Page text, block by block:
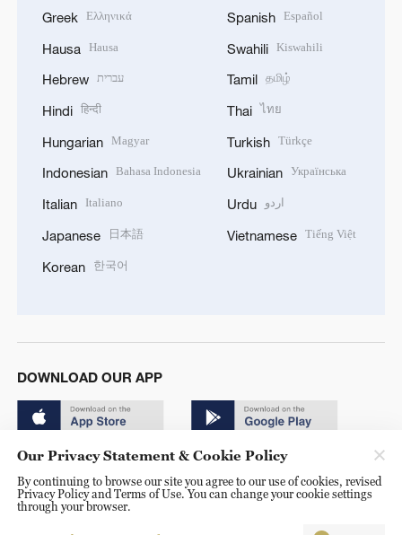
Greek Ελληνικά
Hausa Hausa
Hebrew עברית
Hindi हिन्दी
Hungarian Magyar
Indonesian Bahasa Indonesia
Italian Italiano
Japanese 日本語
Korean 한국어
Spanish Español
Swahili Kiswahili
Tamil தமிழ்
Thai ไทย
Turkish Türkçe
Ukrainian Українська
Urdu اردو
Vietnamese Tiếng Việt
DOWNLOAD OUR APP
© China Radio International.CRI. All Rights Reserved. 16A
Shijingshan Road, Beijing, China. 100040
Our Privacy Statement & Cookie Policy
By continuing to browse our site you agree to our use of cookies, revised
Privacy Policy and Terms of Use. You can change your cookie settings
through your browser.